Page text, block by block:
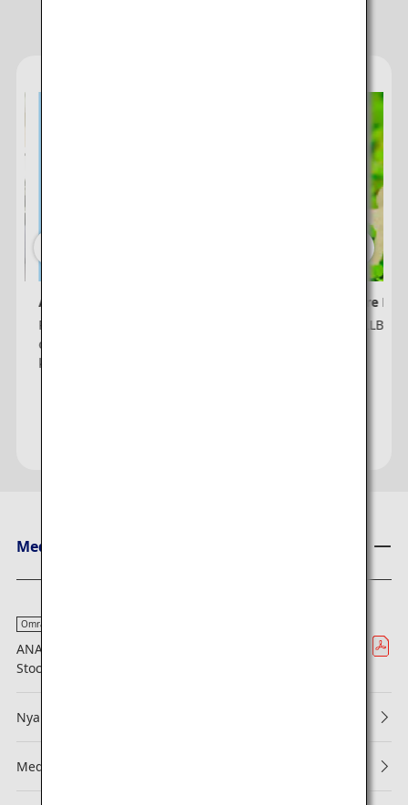
ANA e-Newsletter
Registrera dig för ANA:s e-nyhetsbrev
och få de senaste erbjudandena och
kampanjerna från ANA.
ANA Future
ANA ×
Meddelanden från ANA
Område
ANA expanderar sitt nätverk med nya direktlinjer till
Stockholm, Milano och Istanbul
Nya villkor för bokningar och ombordstigningar
Meddelande om ändrade villkor för ANA Mileage Club